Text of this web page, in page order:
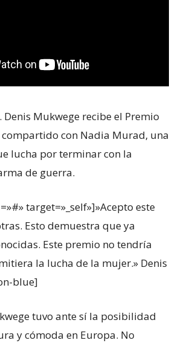
Denis Mukwege recibe el Premio
compartido con Nadia Murad, una
lucha por terminar con la
de guerra.
target=»_self»]»Acepto este
Esto demuestra que ya
Este premio no tendría
la lucha de la mujer.» Denis
blue]
tuvo ante sí la posibilidad
y cómoda en Europa. No